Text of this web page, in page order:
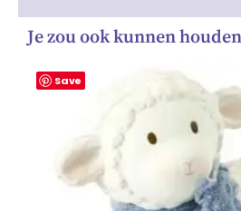
Je zou ook kunnen
Save